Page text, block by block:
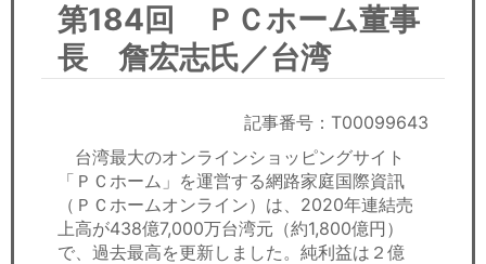
コンサルティング
リサーチ
経済ニュース
労務顧問
第184回 ＰＣホーム董事
長 詹宏志氏／台湾
記事番号：T00099643
台湾最大のオンラインショッピングサイト
「ＰＣホーム」を運営する網路家庭国際資訊
（ＰＣホームオンライン）は、2020年連結売
上高が438億7,000万台湾元（約1,800億円）
で、過去最高を更新しました。純利益は２億